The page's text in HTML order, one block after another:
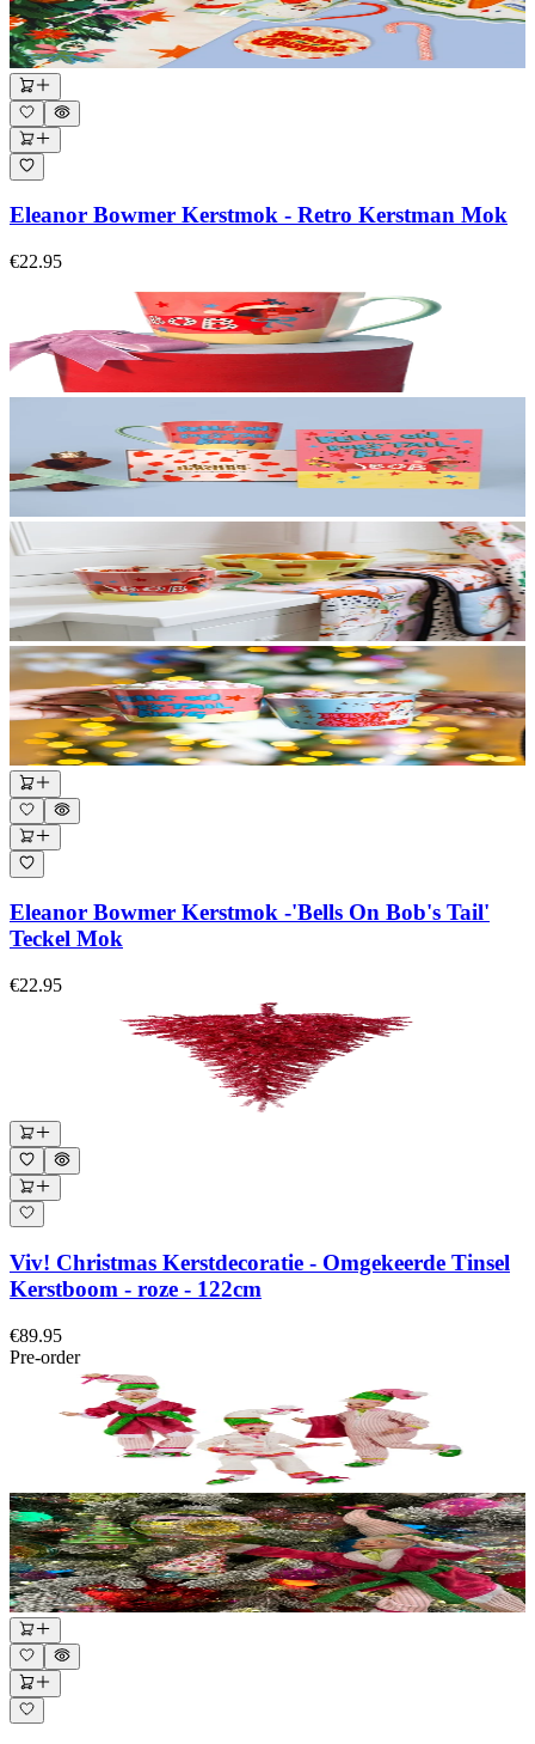
Eleanor Bowmer Kerstmok - Retro Kerstman Mok
€22.95
Eleanor Bowmer Kerstmok -'Bells On Bob's Tail'
Teckel Mok
€22.95
Viv! Christmas Kerstdecoratie - Omgekeerde Tinsel
Kerstboom - roze - 122cm
€89.95
Pre-order